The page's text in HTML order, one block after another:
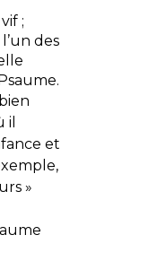
;
l’un des
il
et
»